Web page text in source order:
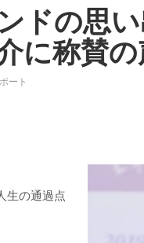
ドの思
に称賛の
ート
生の通過点